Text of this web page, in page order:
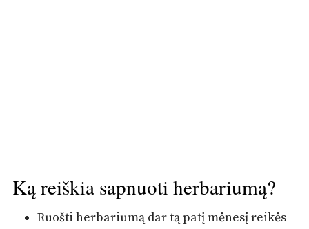
Ką reiškia sapnuoti herbariumą?
Ruošti herbariumą dar tą patį mėnesį reikės